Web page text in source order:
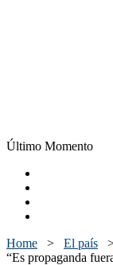
Último Momento
Home > El país
“Es propaganda